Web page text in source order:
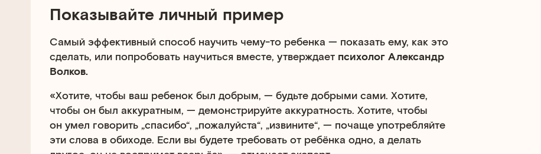
Показывайте личный пример
Самый эффективный способ научить чему-то ребенка — показать ему, как это
сделать, или попробовать научиться вместе, утверждает психолог Александр
Волков.
«Хотите, чтобы ваш ребенок был добрым, — будьте добрыми сами. Хотите,
чтобы он был аккуратным, — демонстрируйте аккуратность. Хотите, чтобы
он умел говорить „спасибо“, „пожалуйста“, „извините“, — почаще употребляйте
эти слова в обиходе. Если вы будете требовать от ребёнка одно, а делать